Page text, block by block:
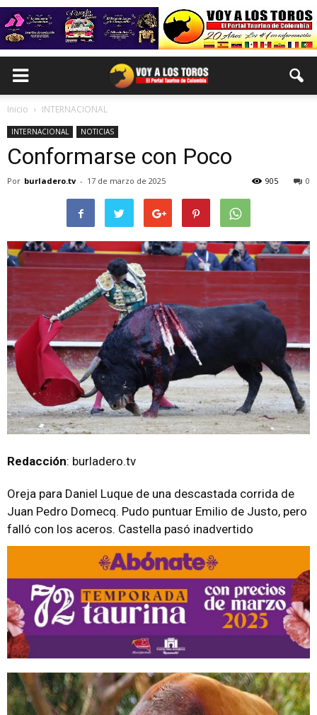
Inicio INTERNACIONAL
INTERNACIONAL NOTICIAS
Conformarse con Poco
Por burladero.tv - 17 de marzo de 2025 0
905
Redacción: burladero.tv
Oreja para Daniel Luque de una descastada corrida de
Juan Pedro Domecq. Pudo puntuar Emilio de Justo, pero
falló con los aceros. Castella pasó inadvertido